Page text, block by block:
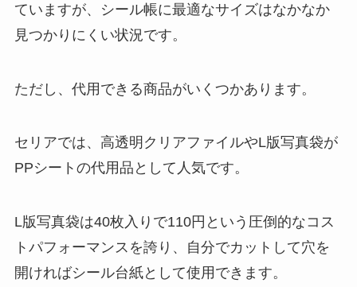
ていますが、シール帳に最適なサイズはなかなか
見つかりにくい状況です。
ただし、代用できる商品がいくつかあります。
セリアでは、高透明クリアファイルやL版写真袋が
PPシートの代用品として人気です。
L版写真袋は40枚入りで110円という圧倒的なコス
トパフォーマンスを誇り、自分でカットして穴を
開ければシール台紙として使用できます。